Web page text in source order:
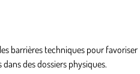
barrières techniques pour favoriser
des dossiers physiques.